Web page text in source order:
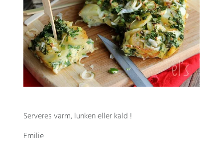
Serveres varm, lunken eller kald !
Emilie